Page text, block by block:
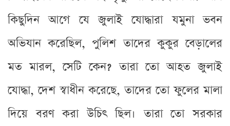
কিছুদিন আগে যে জুলাই যোদ্ধারা যমুনা ভবন
অভিযান করেছিল, পুলিশ তাদের কুকুর বেড়ালের
মত মারল, সেটি কেন? তারা তো আহত জুলাই
যোদ্ধা, দেশ স্বাধীন করেছে, তাদের তো ফুলের মালা
দিয়ে বরণ করা উচিৎ ছিল। তারা তো সরকার